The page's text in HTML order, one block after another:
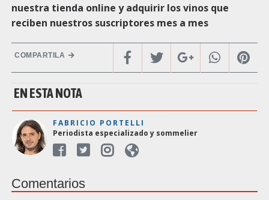
nuestra tienda online y adquirir los vinos que
reciben nuestros suscriptores mes a mes
COMPARTILA
EN ESTA NOTA
FABRICIO PORTELLI
Periodista especializado y sommelier
Comentarios